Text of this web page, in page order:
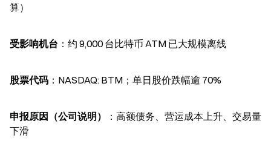
算）
受影响机台 ：约 9,000 台比特币 ATM 已大规模离线
股票代码 ：NASDAQ: BTM；单日股价跌幅逾 70%
申报原因（公司说明）
：高额债务、营运成本上升、交易量
下滑